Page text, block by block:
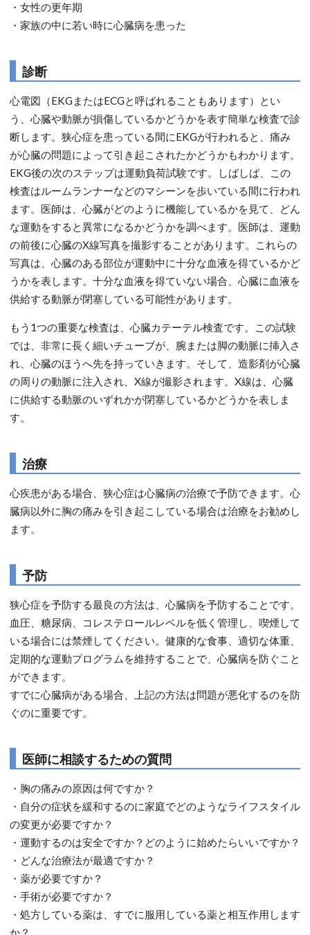
・女性の更年期
・家族の中に若い時に心臓病を患った
診断
心電図（EKGまたはECGと呼ばれることもあります）とい
う、心臓や動脈が損傷しているかどうかを表す簡単な検査で診
断します。狭心症を患っている間にEKGが行われると、痛み
が心臓の問題によって引き起こされたかどうかもわかります。
EKG後の次のステップは運動負荷試験です。しばしば、この
検査はルームランナーなどのマシーンを歩いている間に行われ
ます。医師は、心臓がどのように機能しているかを見て、どん
な運動をすると異常になるかどうかを調べます。医師は、運動
の前後に心臓のX線写真を撮影することがあります。これらの
写真は、心臓のある部位が運動中に十分な血液を得ているかど
うかを表します。十分な血液を得ていない場合、心臓に血液を
供給する動脈が閉塞している可能性があります。
もう1つの重要な検査は、心臓カテーテル検査です。この試験
では、非常に長く細いチューブが、腕または脚の動脈に挿入さ
れ、心臓のほうへ先を持っていきます。そして、造影剤が心臓
の周りの動脈に注入され、X線が撮影されます。X線は、心臓
に供給する動脈のいずれかが閉塞しているかどうかを表しま
す。
治療
心疾患がある場合、狭心症は心臓病の治療で予防できます。心
臓病以外に胸の痛みを引き起こしている場合は治療をお勧めし
ます。
予防
狭心症を予防する最良の方法は、心臓病を予防することです。
血圧、糖尿病、コレステロールレベルを低く管理し、喫煙して
いる場合には禁煙してください。健康的な食事、適切な体重、
定期的な運動プログラムを維持することで、心臓病を防ぐこと
ができます。
すでに心臓病がある場合、上記の方法は問題が悪化するのを防
ぐのに重要です。
医師に相談するための質問
・胸の痛みの原因は何ですか？
・自分の症状を緩和するのに家庭でどのようなライフスタイル
の変更が必要ですか？
・運動するのは安全ですか？どのように始めたらいいですか？
・どんな治療法が最適ですか？
・薬が必要ですか？
・手術が必要ですか？
・処方している薬は、すでに服用している薬と相互作用します